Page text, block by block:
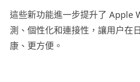
這些新功能進一步提升了 Apple
測、個性化和連接性，讓用户在
康、更方便。